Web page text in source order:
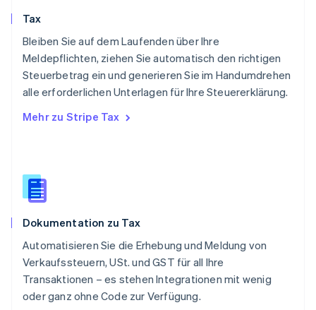
Tax
Bleiben Sie auf dem Laufenden über Ihre
Meldepflichten, ziehen Sie automatisch den richtigen
Steuerbetrag ein und generieren Sie im Handumdrehen
alle erforderlichen Unterlagen für Ihre Steuererklärung.
Mehr zu Stripe Tax
Dokumentation zu Tax
Automatisieren Sie die Erhebung und Meldung von
Verkaufssteuern, USt. und GST für all Ihre
Transaktionen – es stehen Integrationen mit wenig
oder ganz ohne Code zur Verfügung.
Schweden
Schweiz
DeutschFrançaisItalianoEnglish
Singapur
Slowakei
Sonderverwaltungsregion Hongkong,
China
Spanien
EspañolEnglish
Thailand
Tschechische Republik
English